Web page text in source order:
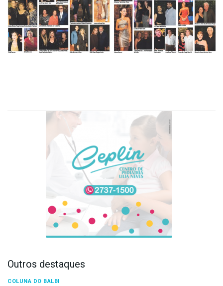
Outros destaques
COLUNA DO BALBI